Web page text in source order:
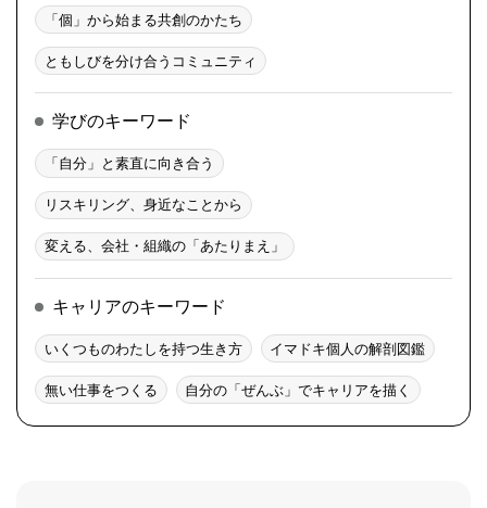
「個」から始まる共創のかたち
ともしびを分け合うコミュニティ
学びのキーワード
「自分」と素直に向き合う
リスキリング、身近なことから
変える、会社・組織の「あたりまえ」
キャリアのキーワード
いくつものわたしを持つ生き方 イマドキ個人の解剖図鑑
無い仕事をつくる 自分の「ぜんぶ」でキャリアを描く